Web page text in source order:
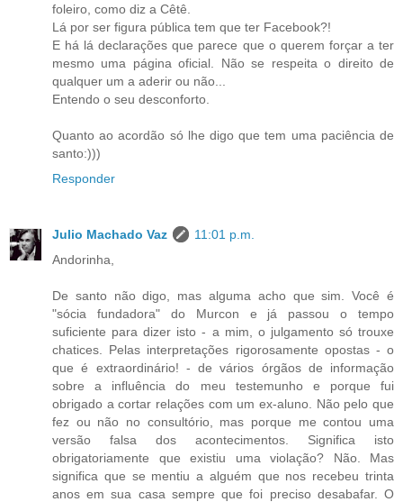
foleiro, como diz a Cêtê.
Lá por ser figura pública tem que ter Facebook?!
E há lá declarações que parece que o querem forçar a ter
mesmo uma página oficial. Não se respeita o direito de
qualquer um a aderir ou não...
Entendo o seu desconforto.
Quanto ao acordão só lhe digo que tem uma paciência de
santo:)))
Responder
Julio Machado Vaz
11:01 p.m.
Andorinha,
De santo não digo, mas alguma acho que sim. Você é
"sócia fundadora" do Murcon e já passou o tempo
suficiente para dizer isto - a mim, o julgamento só trouxe
chatices. Pelas interpretações rigorosamente opostas - o
que é extraordinário! - de vários órgãos de informação
sobre a influência do meu testemunho e porque fui
obrigado a cortar relações com um ex-aluno. Não pelo que
fez ou não no consultório, mas porque me contou uma
versão falsa dos acontecimentos. Significa isto
obrigatoriamente que existiu uma violação? Não. Mas
significa que se mentiu a alguém que nos recebeu trinta
anos em sua casa sempre que foi preciso desabafar. O